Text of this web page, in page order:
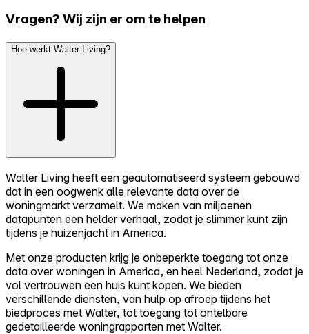
Vragen? Wij zijn er om te helpen
Hoe werkt Walter Living?
Walter Living heeft een geautomatiseerd systeem gebouwd
dat in een oogwenk alle relevante data over de
woningmarkt verzamelt. We maken van miljoenen
datapunten een helder verhaal, zodat je slimmer kunt zijn
tijdens je huizenjacht in America.
Met onze producten krijg je onbeperkte toegang tot onze
data over woningen in America, en heel Nederland, zodat je
vol vertrouwen een huis kunt kopen. We bieden
verschillende diensten, van hulp op afroep tijdens het
biedproces met Walter, tot toegang tot ontelbare
gedetailleerde woningrapporten met Walter.